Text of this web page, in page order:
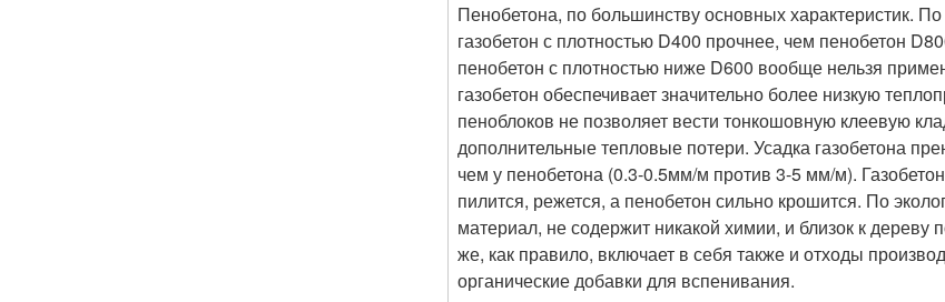
Пенобетона, по большинству основных характеристик.
газобетон с плотностью D400 прочнее, чем пенобетон
пенобетон с плотностью ниже D600 вообще нельзя
газобетон обеспечивает значительно более низкую
пеноблоков не позволяет вести тонкошовную клеевую
дополнительные тепловые потери. Усадка газобетона
чем у пенобетона (0.3-0.5мм/м против 3-5 мм/м).
пилится, режется, а пенобетон сильно крошится. По
материал, не содержит никакой химии, и близок к
же, как правило, включает в себя также и отходы
органические добавки для вспенивания.